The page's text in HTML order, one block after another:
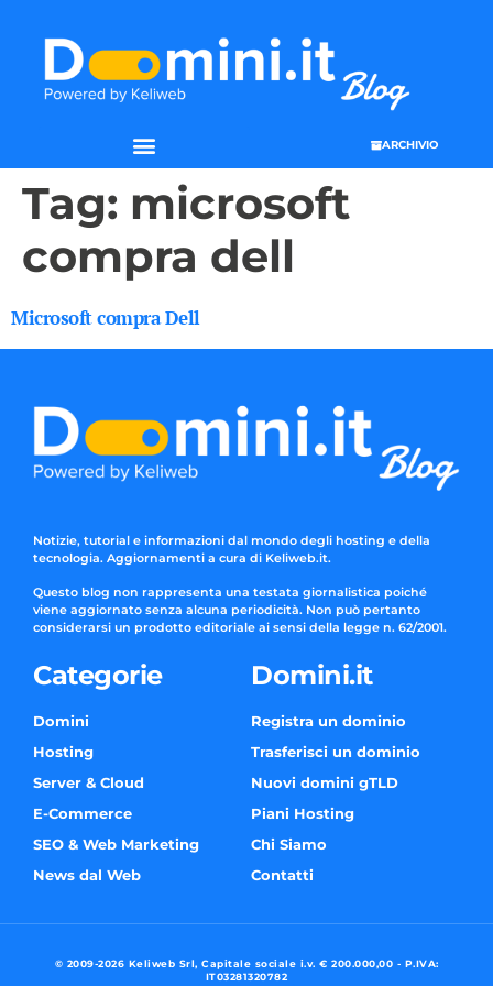
ARCHIVIO
Tag: microsoft
compra dell
Microsoft compra Dell
Notizie, tutorial e informazioni dal mondo degli hosting e della
tecnologia. Aggiornamenti a cura di Keliweb.it.
Questo blog non rappresenta una testata giornalistica poiché
viene aggiornato senza alcuna periodicità. Non può pertanto
considerarsi un prodotto editoriale ai sensi della legge n. 62/2001.
Categorie
Domini
Hosting
Server & Cloud
E-Commerce
SEO & Web Marketing
News dal Web
Domini.it
Registra un dominio
Trasferisci un dominio
Nuovi domini gTLD
Piani Hosting
Chi Siamo
Contatti
© 2009-2026 Keliweb Srl, Capitale sociale i.v. € 200.000,00 - P.IVA:
IT03281320782